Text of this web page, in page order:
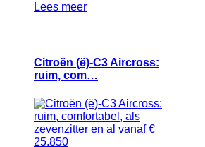
Lees meer
Citroën (ë)-C3 Aircross:
ruim, com…